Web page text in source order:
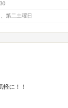
第二土曜日
軽に！！